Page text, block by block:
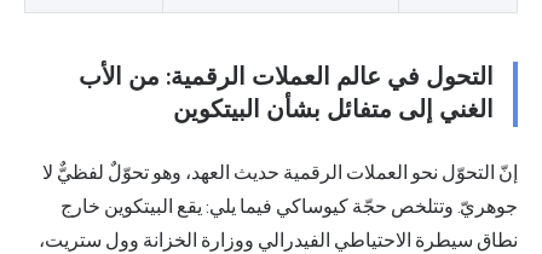
التحول في عالم العملات الرقمية: من الأب
الغني إلى متفائل بشأن البيتكوين
إنّ التحوّل نحو العملات الرقمية حديث العهد، وهو تحوّلٌ لفظيٌّ لا
جوهريّ. وتتلخص حجّة كيوساكي فيما يلي: يقع البيتكوين خارج
نطاق سيطرة الاحتياطي الفيدرالي ووزارة الخزانة وول ستريت،